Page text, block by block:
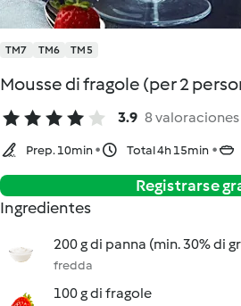
TM7 TM6 TM5
Mousse di fragole (per 2
3.9 8 valoraciones
Prep. 10min Total 4h 15min
Registrarse
Ingredientes
200 g di panna (min. 30% di
fredda
100 g di fragole